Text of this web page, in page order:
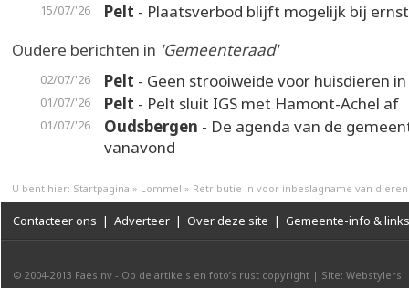
15/07/'26 Pelt - Plaatsverbod blijft mogelijk bij
Oudere berichten in 'Gemeenteraad'
02/07/'26 Pelt - Geen strooiweide voor huisdieren
01/07/'26 Pelt - Pelt sluit IGS met Hamont-Achel af
01/07/'26 Oudsbergen - De agenda van de
vanavond
U bent hier: Startpagina » Lommel » Retributie in voor inbeslagname van dieren
Contacteer ons | Adverteer | Over deze site | Gemeente-info & links
© 2004-2013 Faes nv - Op de artikels en foto’s rust copyright | Site: Webstylers